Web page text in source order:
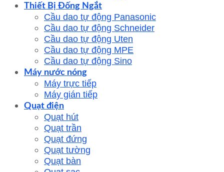
Thiết Bị Đống Ngắt
Cầu dao tự động Panasonic
Cầu dao tự động Schneider
Cầu dao tự động Uten
Cầu dao tự động MPE
Cầu dao tự động Sino
Máy nước nóng
Máy trực tiếp
Máy gián tiếp
Quạt điện
Quạt hút
Quạt trần
Quạt đứng
Quạt tường
Quạt bàn